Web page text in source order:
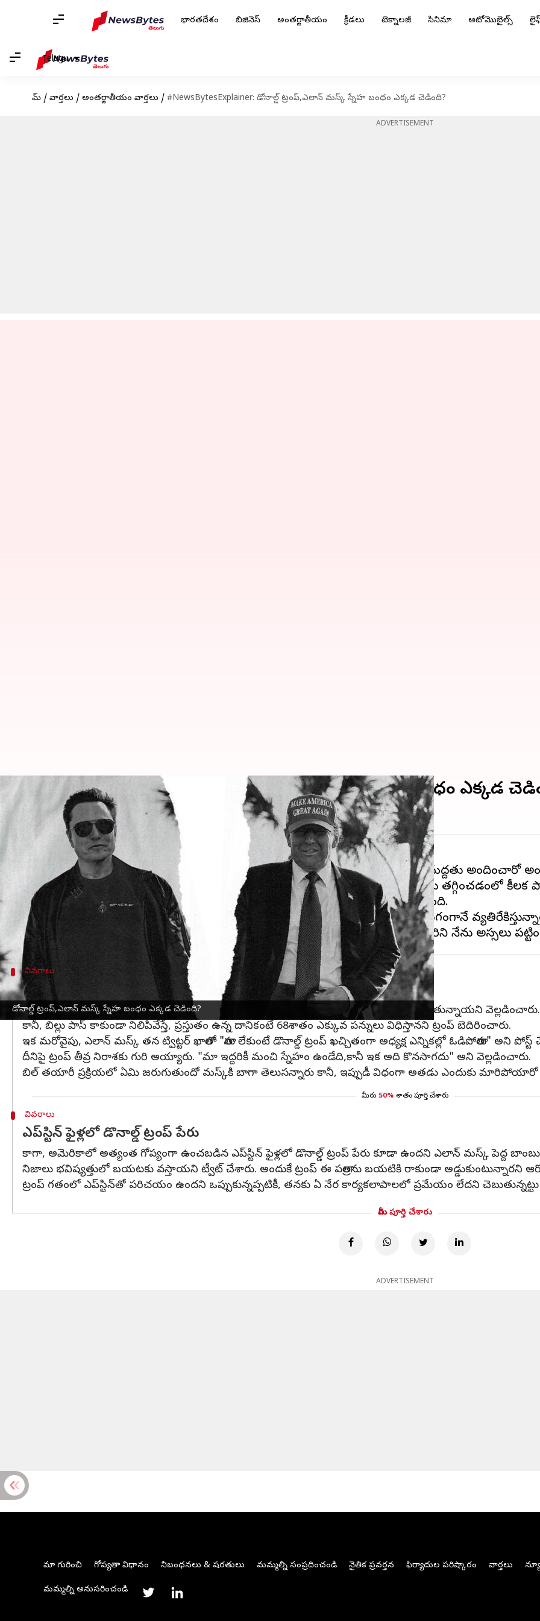
భారతదేశం బిజినెస్ అంతర్జాతీయం క్రీడలు టెక్నాలజీ సినిమా ఆటోమొబైల్స్
Telugu
హోమ్ / వార్తలు / అంతర్జాతీయం వార్తలు / #NewsBytesExplainer: డోనాల్డ్ ట్రంప్,ఎలాన్ మస్క్ స్నేహ బంధం ఎక్కడ చెడింది?
ADVERTISEMENT
డోనాల్డ్ ట్రంప్,ఎలాన్ మస్క్ స్నేహ బంధం ఎక్కడ చెడింది?
#NewsBytesExplainer: డోనాల్డ్ ట్రంప్,ఎలాన్ మస్క్ స్నేహ బంధం ఎక్కడ
వ్రాసిన వారు Sirish Praharaju Jun 06, 2025 05:20 pm
ఈ వార్తాకథనం ఏంటి
అమెరికా అధ్యక్షుడుడొనాల్డ్ ట్రంప్గెలుపుకు ప్రపంచ కుబేరుడు ఎలాన్ మస్క్ఆర్థికంగా ఎంత మద్దతు అందించారో
అయితే గెలిచిన తర్వాత మస్క్ ట్రంప్‌కి అత్యంత సన్నిహితుడుగా మారి, డోజీ ద్వారా ఖర్చులు తగ్గించడంలో కీలక
కానీ, ప్రస్తుతం ట్రంప్ ప్రవేశపెట్టిన బిగ్ బ్యూటిఫుల్ టాక్స్ బిల్ వారి స్నేహాన్ని తీవ్రంగా దెబ్బతీసింది.
ట్రంప్ ట్యాక్స్ తగ్గింపు బిల్లును పక్కన పెట్టకుండా సపోర్ట్ చేస్తున్నప్పటికీ, మస్క్ దానిపై బహిరంగంగానే
వివరాలు
68 శాతం అధిక ట్యాక్సులు
తాను తెస్తున్న బిల్లు ద్వారా ఖర్చులు 1.6ట్రిలియన్ డాలర్లు తగ్గుతాయని,పన్నుల తగ్గింపులు కూడా ఉండబోతున్నాయని వెల్లడించారు.
కానీ, బిల్లు పాస్ కాకుండా నిలిపివేస్తే, ప్రస్తుతం ఉన్న దానికంటే 68శాతం ఎక్కువ పన్నులు విధిస్తానని ట్రంప్ బెదిరించారు.
ఇక మరోవైపు, ఎలాన్ మస్క్ తన ట్విట్టర్ ఖాతాలో "తాను లేకుంటే డొనాల్డ్ ట్రంప్ ఖచ్చితంగా అధ్యక్ష ఎన్నికల్లో ఓడిపోతారు" అని
దీనిపై ట్రంప్ తీవ్ర నిరాశకు గురి అయ్యారు. "మా ఇద్దరికీ మంచి స్నేహం ఉండేది,కానీ ఇక అది కొనసాగదు" అని వెల్లడించారు.
బిల్ తయారీ ప్రక్రియలో ఏమి జరుగుతుందో మస్క్‌కి బాగా తెలుసన్నారు కానీ, ఇప్పుడీ విధంగా అతడు ఎందుకు మారిపోయారో
మీరు 50% శాతం పూర్తి చేశారు
వివరాలు
ఎప్‌స్టిన్ ఫైళ్లలో డొనాల్డ్ ట్రంప్ పేరు
కాగా, అమెరికాలో అత్యంత గోప్యంగా ఉంచబడిన ఎప్‌స్టిన్ ఫైళ్లలో డొనాల్డ్ ట్రంప్ పేరు కూడా ఉందని ఎలాన్ మస్క్ పెద్ద బాంబు
నిజాలు భవిష్యత్తులో బయటకు వస్తాయని ట్వీట్ చేశారు. అందుకే ట్రంప్ ఈ పత్రాలను బయటికి రాకుండా అడ్డుకుంటున్నారని
ట్రంప్ గతంలో ఎప్‌స్టిన్‌తో పరిచయం ఉందని ఒప్పుకున్నప్పటికీ, తనకు ఏ నేర కార్యకలాపాలలో ప్రమేయం లేదని చెబుతున్నట్టు
మీరు పూర్తి చేశారు
ADVERTISEMENT
మా గురించి గోప్యతా విధానం నిబంధనలు & షరతులు మమ్మల్ని సంప్రదించండి నైతిక ప్రవర్తన ఫిర్యాదుల పరిష్కారం వార్తలు
మమ్మల్ని అనుసరించండి